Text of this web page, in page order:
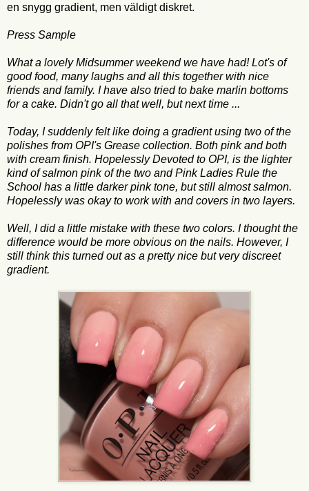
en snygg gradient, men väldigt diskret.
Press Sample
What a lovely Midsummer weekend we have had! Lot's of
good food, many laughs and all this together with nice
friends and family. I have also tried to bake marlin bottoms
for a cake. Didn't go all that well, but next time ...
Today, I suddenly felt like doing a gradient using two of the
polishes from OPI's Grease collection. Both pink and both
with cream finish. Hopelessly Devoted to OPI, is the lighter
kind of salmon pink of the two and Pink Ladies Rule the
School has a little darker pink tone, but still almost salmon.
Hopelessly was okay to work with and covers in two layers.
Well, I did a little mistake with these two colors. I thought the
difference would be more obvious on the nails. However, I
still think this turned out as a pretty nice but very discreet
gradient.